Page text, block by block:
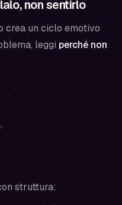
non sentirlo
crea un ciclo emotivo
leggi perché non
struttura: